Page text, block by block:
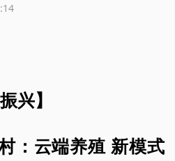
兴】
：云端养殖 新模式